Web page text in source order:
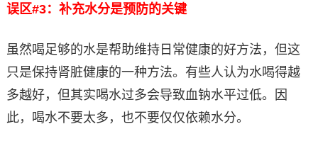
误区#3：补充水分是预防的关键
虽然喝足够的水是帮助维持日常健康的好方法，但这
只是保持肾脏健康的一种方法。有些人认为水喝得越
多越好，但其实喝水过多会导致血钠水平过低。因
此，喝水不要太多，也不要仅仅依赖水分。